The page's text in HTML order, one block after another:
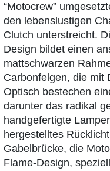
“Motocrew”
den lebenslustigen
Clutch unterstreicht.
Design bildet einen
mattschwarzen
Carbonfelgen, die mit
Optisch bestechen
darunter das radikal
handgefertigte
hergestelltes
Gabelbrücke, die
Flame-Design,